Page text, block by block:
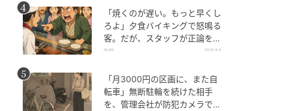
「焼くのが遅い。もっと早くし
ろよ」夕食バイキングで怒鳴る
客。だが、スタッフが正論を並
べた結果
GLAM 2026.8.6
「月3000円の区画に、また自
転車」無断駐輪を続けた相手
を、管理会社が防犯カメラで特